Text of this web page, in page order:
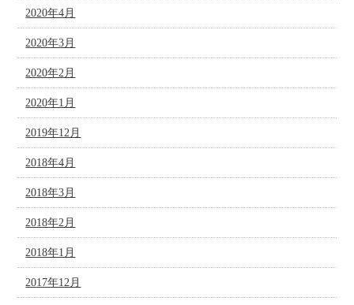
2020年4月
2020年3月
2020年2月
2020年1月
2019年12月
2018年4月
2018年3月
2018年2月
2018年1月
2017年12月